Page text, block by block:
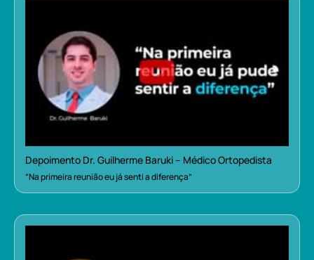
Depoimento Dr. Guilherme Baruki – Médico Ortopedista
“Na primeira reunião eu já senti a diferença”